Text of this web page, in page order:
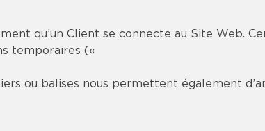
qu’un Client se connecte au Site Web.
temporaires («
ou balises nous permettent également